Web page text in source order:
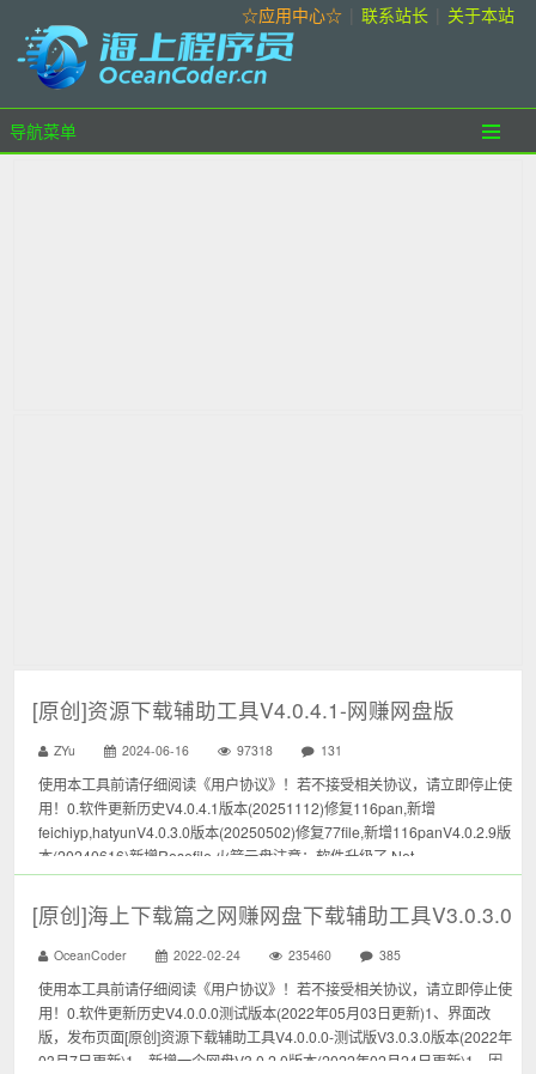
☆应用中心☆ 联系站长 关于本站
导航菜单
[原创]资源下载辅助工具V4.0.4.1-网赚网盘版
ZYu 2024-06-16 97318 131
使用本工具前请仔细阅读《用户协议》！若不接受相关协议，请立即停止使
用！0.软件更新历史V4.0.4.1版本(20251112)修复116pan,新增
feichiyp,hatyunV4.0.3.0版本(20250502)修复77file,新增116panV4.0.2.9版
本(20240616)新增Rosefile,火箭云盘注意：软件升级了.Net...
[原创]海上下载篇之网赚网盘下载辅助工具V3.0.3.0
OceanCoder 2022-02-24 235460 385
使用本工具前请仔细阅读《用户协议》！若不接受相关协议，请立即停止使
用！0.软件更新历史V4.0.0.0测试版本(2022年05月03日更新)1、界面改
版，发布页面[原创]资源下载辅助工具V4.0.0.0-测试版V3.0.3.0版本(2022年
03月7日更新)1、新增一个网盘V3.0.2.0版本(2022年02月24日更新)1、因